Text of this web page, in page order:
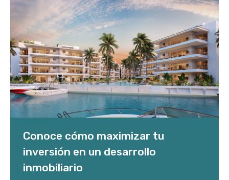
Conoce cómo maximizar tu
inversión en un desarrollo
inmobiliario